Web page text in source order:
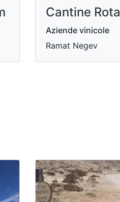
Cantine Rota
Aziende vinicole
Ramat Negev